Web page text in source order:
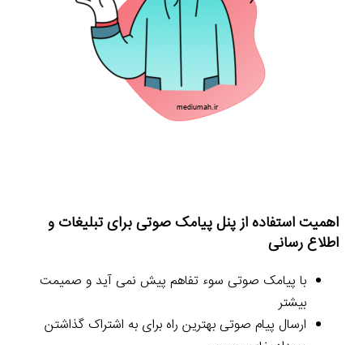
اهمیت استفاده از پنل پیامک صوتی برای تبلیغات و
اطلاع رسانی
با پیامک صوتی سوء تفاهم پیش نمی آید و صمیمت
بیشتر
ارسال پیام صوتی بهترین راه برای به اشتراک گذاشتن